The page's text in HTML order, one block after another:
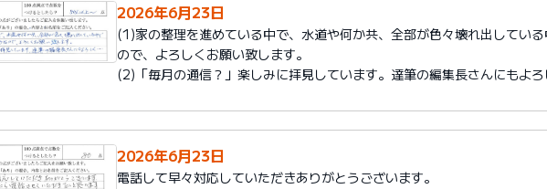
2026年6月23日
(1)家の整理を進めている中で、水道や何か共、全部が色々壊れ出してい
ので、よろしくお願い致します。
(2)「毎月の通信？」楽しみに拝見しています。達筆の編集長さんにもよ
2026年6月23日
電話して早々対応していただきありがとうございます。